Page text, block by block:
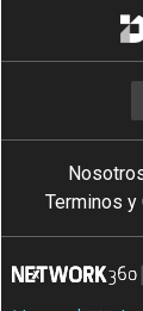
Terminos y